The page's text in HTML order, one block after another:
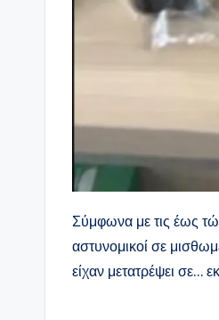
Σύμφωνα με τις έως
αστυνομικοί σε
είχαν μετατρέψει σε…